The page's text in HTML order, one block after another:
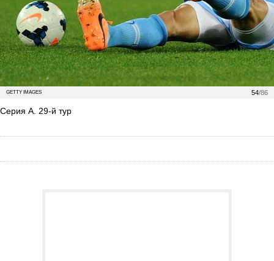
54/86
GETTY IMAGES
Серия А. 29-й тур